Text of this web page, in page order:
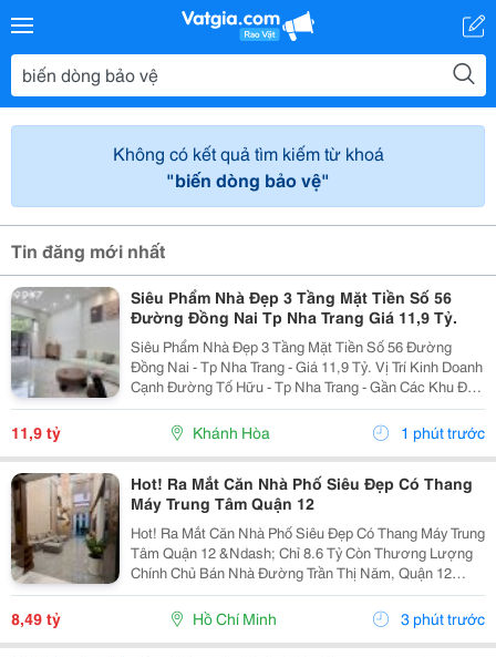
Không có kết quả tìm kiếm từ khoá
"biến dòng bảo vệ"
Tin đăng mới nhất
Siêu Phẩm Nhà Đẹp 3 Tầng Mặt Tiền Số 56
Đường Đồng Nai Tp Nha Trang Giá 11,9 Tỷ.
Siêu Phẩm Nhà Đẹp 3 Tầng Mặt Tiền Số 56 Đường
Đồng Nai - Tp Nha Trang - Giá 11,9 Tỷ. Vị Trí Kinh Doanh
Cạnh Đường Tố Hữu - Tp Nha Trang - Gần Các Khu Đô
Thị. Nhà Mới Đẹp 3 Tầng Mặt Tiền + 1 Mặt Hẻm - Kiến
Trúc Hiện Đại - Đầy Đủ Tiện Nghi. - Nhà Có...
11,9 tỷ Khánh Hòa 1 phút trước
Hot! Ra Mắt Căn Nhà Phố Siêu Đẹp Có Thang
Máy Trung Tâm Quận 12
Hot! Ra Mắt Căn Nhà Phố Siêu Đẹp Có Thang Máy Trung
Tâm Quận 12 &Ndash; Chỉ 8.6 Tỷ Còn Thương Lượng
Chính Chủ Bán Nhà Đường Trần Thị Năm, Quận 12
&Ndash; Vị Trí Đẹp, Khu Dân Cư Hiện Hữu, Tiện Ích Đầy
Đủ. Diện Tích: 4M &Times; 20M Nhà...
8,49 tỷ Hồ Chí Minh 3 phút trước